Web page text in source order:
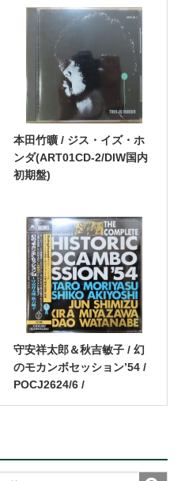
本田竹曠 / ジス・イズ・ホ
ンダ(ART01CD-2/DIW国内
初期盤)
守安祥太郎＆秋吉敏子 / 幻
のモカンボセッション’54 /
POCJ2624/6 /